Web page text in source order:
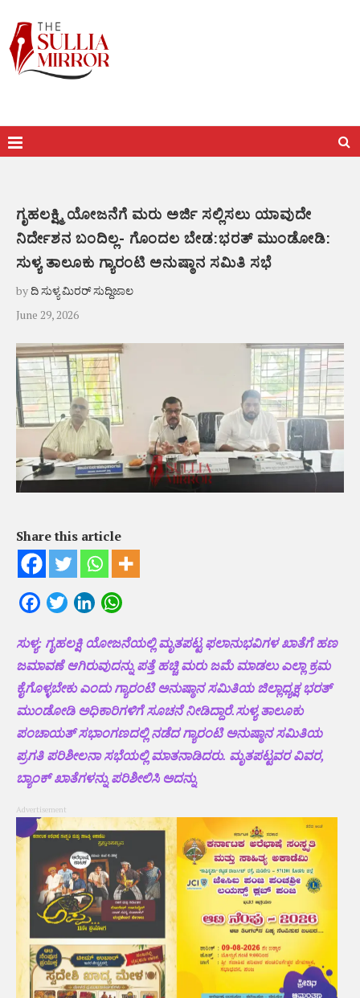
ಗೃಹಲಕ್ಷ್ಮಿ ಯೋಜನೆಗೆ ಮರು ಅರ್ಜಿ ಸಲ್ಲಿಸಲು ಯಾವುದೇ
ನಿರ್ದೇಶನ ಬಂದಿಲ್ಲ- ಗೊಂದಲ ಬೇಡ:ಭರತ್ ಮುಂಡೋಡಿ:
ಸುಳ್ಯ ತಾಲೂಕು ಗ್ಯಾರಂಟಿ ಅನುಷ್ಠಾನ ಸಮಿತಿ ಸಭೆ
byದಿ ಸುಳ್ಯ ಮಿರರ್ ಸುದ್ದಿಜಾಲ
June 29, 2026
Share this article
FacebookTwitterLinkedIn
ಸುಳ್ಯ: ಗೃಹಲಕ್ಷಿ ಯೋಜನೆಯಲ್ಲಿ ಮೃತಪಟ್ಟ ಫಲಾನುಭವಿಗಳ ಖಾತೆಗೆ ಹಣ
ಜಮಾವಣೆ ಆಗಿರುವುದನ್ನು ಪತ್ತೆ ಹಚ್ಚಿ ಮರು ಜಮೆ ಮಾಡಲು ಎಲ್ಲಾ ಕ್ರಮ
ಕೈಗೊಳ್ಳಬೇಕು ಎಂದು ಗ್ಯಾರಂಟಿ ಅನುಷ್ಠಾನ ಸಮಿತಿಯ ಜಿಲ್ಲಾಧ್ಯಕ್ಷ ಭರತ್
ಮುಂಡೋಡಿ ಅಧಿಕಾರಿಗಳಿಗೆ ಸೂಚನೆ ನೀಡಿದ್ದಾರೆ.ಸುಳ್ಯ ತಾಲೂಕು
ಪಂಚಾಯತ್ ಸಭಾಂಗಣದಲ್ಲಿ ನಡೆದ ಗ್ಯಾರಂಟಿ ಅನುಷ್ಠಾನ ಸಮಿತಿಯ
ಪ್ರಗತಿ ಪರಿಶೀಲನಾ ಸಭೆಯಲ್ಲಿ ಮಾತನಾಡಿದರು. ಮೃತಪಟ್ಟವರ ವಿವರ,
ಬ್ಯಾಂಕ್ ಖಾತೆಗಳನ್ನು ಪರಿಶೀಲಿಸಿ ಅದನ್ನು
Advertisement